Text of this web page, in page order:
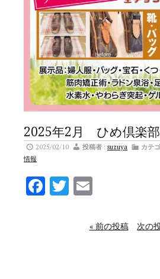
2025年2月 ひめ倶楽部
2025/02/10 投稿者 : suzuya カテ
情報
Facebook
Twitter
« 前の投稿 次の